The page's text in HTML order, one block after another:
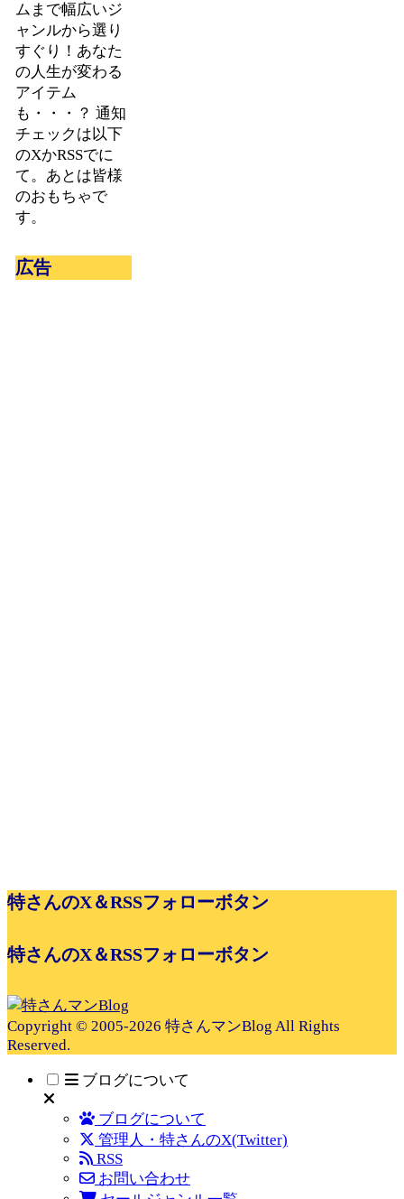
ムまで幅広いジ
ャンルから選り
すぐり！あなた
の人生が変わる
アイテム
も・・・？ 通知
チェックは以下
のXかRSSでに
て。あとは皆様
のおもちゃで
す。
広告
特さんのX＆RSSフォローボタン
特さんのX＆RSSフォローボタン
Copyright © 2005-2026 特さんマンBlog All Rights
Reserved.
ブログについて
ブログについて
管理人・特さんのX(Twitter)
RSS
お問い合わせ